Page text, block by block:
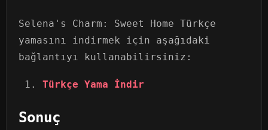
Selena's Charm: Sweet Home Türkçe
yamasını indirmek için aşağıdaki
bağlantıyı kullanabilirsiniz:
Türkçe Yama İndir
Sonuç